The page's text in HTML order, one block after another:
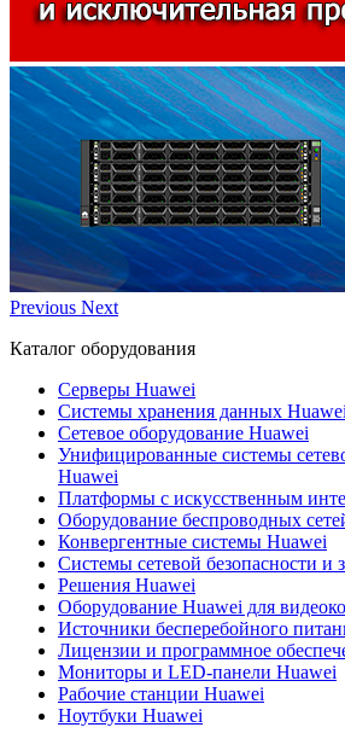
Previous Next
Каталог оборудования
Серверы Huawei
Системы хранения данных Huawei
Сетевое оборудование Huawei
Унифицированные системы
Huawei
Платформы с искусственным
Оборудование беспроводных
Конвергентные системы Huawei
Системы сетевой безопасности и
Решения Huawei
Оборудование Huawei для
Источники бесперебойного
Лицензии и программное
Мониторы и LED-панели Huawei
Рабочие станции Huawei
Ноутбуки Huawei